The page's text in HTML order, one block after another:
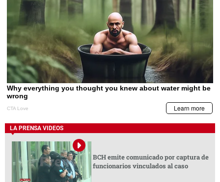
LA PRENSA VIDEOS
BCH emite comunicado por captura de
funcionarios vinculados al caso